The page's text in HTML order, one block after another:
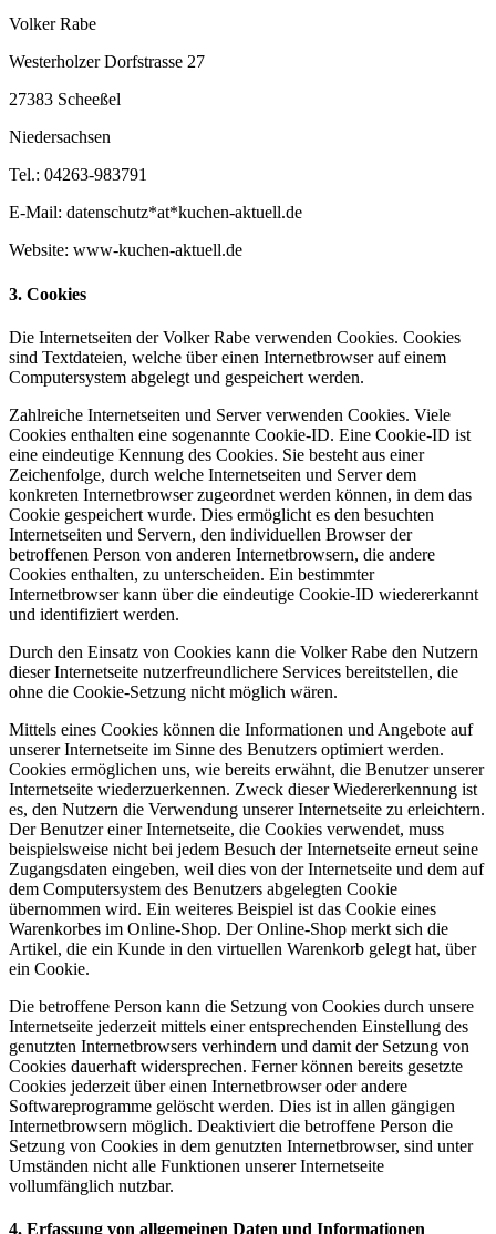
Volker Rabe
Westerholzer Dorfstrasse 27
27383 Scheeßel
Niedersachsen
Tel.: 04263-983791
E-Mail: datenschutz*at*kuchen-aktuell.de
Website: www-kuchen-aktuell.de
3. Cookies
Die Internetseiten der Volker Rabe verwenden Cookies. Cookies
sind Textdateien, welche über einen Internetbrowser auf einem
Computersystem abgelegt und gespeichert werden.
Zahlreiche Internetseiten und Server verwenden Cookies. Viele
Cookies enthalten eine sogenannte Cookie-ID. Eine Cookie-ID ist
eine eindeutige Kennung des Cookies. Sie besteht aus einer
Zeichenfolge, durch welche Internetseiten und Server dem
konkreten Internetbrowser zugeordnet werden können, in dem das
Cookie gespeichert wurde. Dies ermöglicht es den besuchten
Internetseiten und Servern, den individuellen Browser der
betroffenen Person von anderen Internetbrowsern, die andere
Cookies enthalten, zu unterscheiden. Ein bestimmter
Internetbrowser kann über die eindeutige Cookie-ID wiedererkannt
und identifiziert werden.
Durch den Einsatz von Cookies kann die Volker Rabe den Nutzern
dieser Internetseite nutzerfreundlichere Services bereitstellen, die
ohne die Cookie-Setzung nicht möglich wären.
Mittels eines Cookies können die Informationen und Angebote auf
unserer Internetseite im Sinne des Benutzers optimiert werden.
Cookies ermöglichen uns, wie bereits erwähnt, die Benutzer unserer
Internetseite wiederzuerkennen. Zweck dieser Wiedererkennung ist
es, den Nutzern die Verwendung unserer Internetseite zu erleichtern.
Der Benutzer einer Internetseite, die Cookies verwendet, muss
beispielsweise nicht bei jedem Besuch der Internetseite erneut seine
Zugangsdaten eingeben, weil dies von der Internetseite und dem auf
dem Computersystem des Benutzers abgelegten Cookie
übernommen wird. Ein weiteres Beispiel ist das Cookie eines
Warenkorbes im Online-Shop. Der Online-Shop merkt sich die
Artikel, die ein Kunde in den virtuellen Warenkorb gelegt hat, über
ein Cookie.
Die betroffene Person kann die Setzung von Cookies durch unsere
Internetseite jederzeit mittels einer entsprechenden Einstellung des
genutzten Internetbrowsers verhindern und damit der Setzung von
Cookies dauerhaft widersprechen. Ferner können bereits gesetzte
Cookies jederzeit über einen Internetbrowser oder andere
Softwareprogramme gelöscht werden. Dies ist in allen gängigen
Internetbrowsern möglich. Deaktiviert die betroffene Person die
Setzung von Cookies in dem genutzten Internetbrowser, sind unter
Umständen nicht alle Funktionen unserer Internetseite
vollumfänglich nutzbar.
4. Erfassung von allgemeinen Daten und Informationen